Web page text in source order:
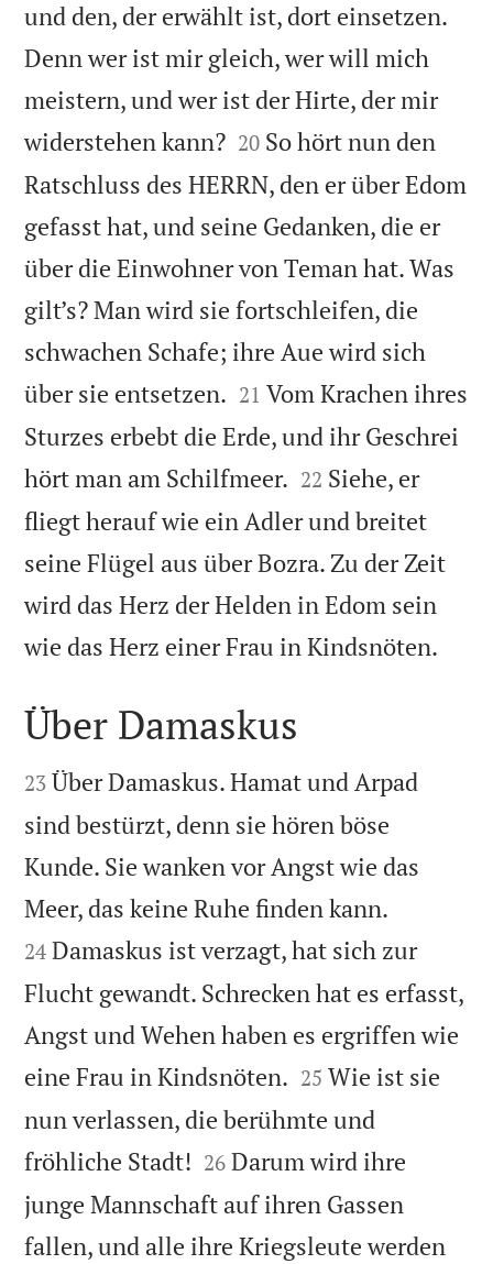
und den, der erwählt ist, dort einsetzen.
Denn wer ist mir gleich, wer will mich
meistern, und wer ist der Hirte, der mir
widerstehen kann?
20 So hört nun den
Ratschluss des HERRN, den er über Edom
gefasst hat, und seine Gedanken, die er
über die Einwohner von Teman hat. Was
gilt’s? Man wird sie fortschleifen, die
schwachen Schafe; ihre Aue wird sich
über sie entsetzen. 

21 Vom Krachen ihres
Sturzes erbebt die Erde, und ihr Geschrei
hört man am Schilfmeer. 

22 Siehe, er
fliegt herauf wie ein Adler und breitet
seine Flügel aus über Bozra. Zu der Zeit
wird das Herz der Helden in Edom sein
wie das Herz einer Frau in Kindsnöten.

Über Damaskus

23 Über Damaskus. Hamat und Arpad
sind bestürzt, denn sie hören böse
Kunde. Sie wanken vor Angst wie das
Meer, das keine Ruhe finden kann.
24 Damaskus ist verzagt, hat sich zur
Flucht gewandt. Schrecken hat es erfasst,
Angst und Wehen haben es ergriffen wie
eine Frau in Kindsnöten. 

25 Wie ist sie
nun verlassen, die berühmte und
fröhliche Stadt! 

26 Darum wird ihre
junge Mannschaft auf ihren Gassen
fallen, und alle ihre Kriegsleute werden